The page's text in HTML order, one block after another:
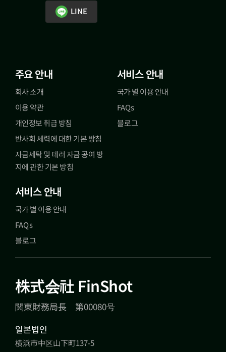
LINE
주요 안내
회사 소개
이용 약관
개인정보 취급 방침
반사회 세력에 대한 기본 방침
자금세탁 및 테러 자금 공여 방
지에 관한 기본 방침
서비스 안내
국가 별 이용 안내
FAQs
블로그
서비스 안내
국가 별 이용 안내
FAQs
블로그
株式会社 FinShot
関東財務局長 第00080号
일본법인
横浜市中区山下町137-5